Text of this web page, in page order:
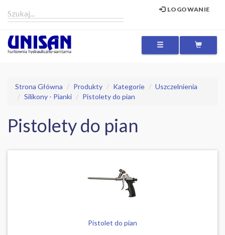
LOGOWANIE
MENU
Strona Główna Produkty Kategorie
Uszczelnienia
Silikony - Pianki
Pistolety do pian
Pistolety do pian
Pistolet do pian